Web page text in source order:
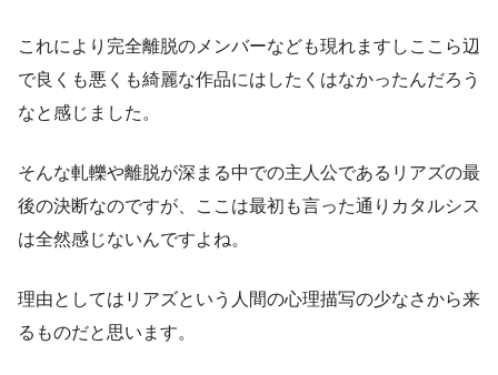
これにより完全離脱のメンバーなども現れますしここら辺
で良くも悪くも綺麗な作品にはしたくはなかったんだろう
なと感じました。
そんな軋轢や離脱が深まる中での主人公であるリアズの最
後の決断なのですが、ここは最初も言った通りカタルシス
は全然感じないんですよね。
理由としてはリアズという人間の心理描写の少なさから来
るものだと思います。